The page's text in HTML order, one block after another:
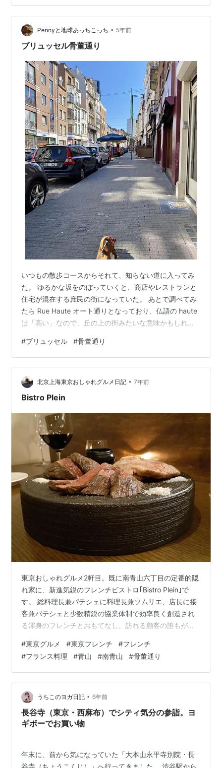
はケーキを買って帰ると話していたのですが、イートイ
ンカウンターがあるようだったので、お店で食べさせて
もらおうという事になりました。念の為事前に電話で予
約をしました。11時開…
Pennyと地球あっちこっち • 5年前
ブリュッセル骨董通り
いつもの散歩コースからそれて、知らない道に入ってみ
た。 ゆるかな坂をのぼっていくと、商店やレストランと
住宅が混在する庶民の街になっていた。 あとで調べてみ
たら Rue Haute オート通りとなっており、仏語の haute
は「高い」なので、丘の上の街みたいな意味かもしれな
こましいところで夜ワインでも傾けたら愉快だろうと、
コロナ後の世界を夢想しながら歩く。 オート通りであれ
れ？と思ったのは、骨董品店が多いこと。 わたしが幼い
ころのスタイルの自転車が骨董品になっているのはちょ
っとアレだが、奥に見える hi-fi（Wi-Fiじゃないぞ）ステ
#ブリュッセル #骨董通り
北京上海東京おしゃれグルメ日記 • 7年前
Bistro Plein
東京おしゃれグルメ2軒目。既に南青山六丁目の定番的隠
れ家に、新進気鋭のフレンチビストロ｢Bistro Plein｣で
す。 総料理長兼パテシェに料理長兼ソムリエ、店長に接
客兼パテシェと少数精鋭の協業体制で効率良く創造され
る渾身のフレンチとおもてなし。訪れる顧客の誰もが来
新名店です。｢Bistro Plein｣の料理における最大の魅力は
有機野菜とお肉と語る、ミシュラン一つ星ビストロ「ブ
ノワ」ご出身の金子総料理長。瑞々しく新鮮、美味しさ
の詰まった野菜は幸せそのもの。お肉はワインと共にそ
れぞれ適量ずつ、三種の食べ比べで楽しみます。 骨董通
りを南青山六丁…
#東京グルメ #東京フレンチ #フレンチ
#フランス料理 #青山 #南青山 #骨董通り
うちこのヨガ日記 • 6年前
長谷寺（東京・西麻布）でシティ気分の参詣。ヨ
ギボーでお買い物